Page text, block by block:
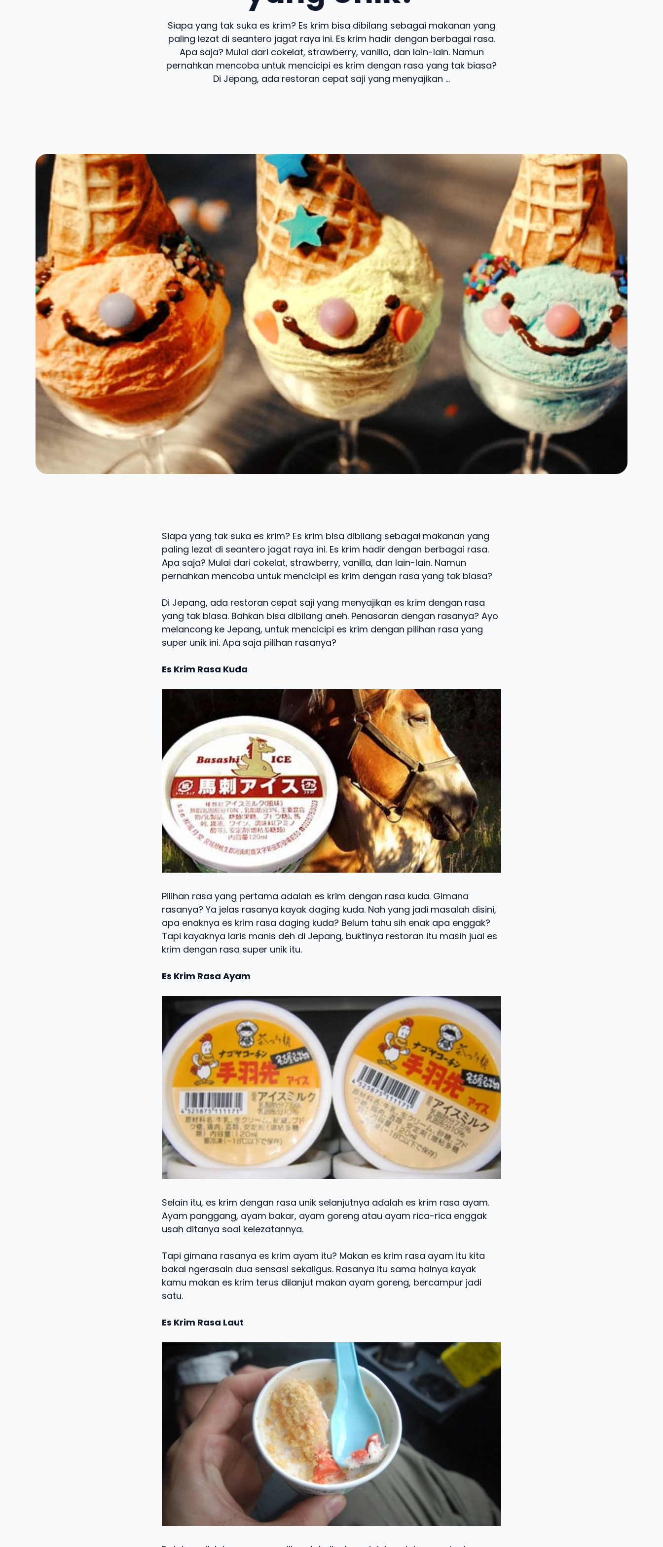
Siapa yang tak suka es krim? Es krim bisa dibilang sebagai makanan yang
paling lezat di seantero jagat raya ini. Es krim hadir dengan berbagai rasa.
Apa saja? Mulai dari cokelat, strawberry, vanilla, dan lain-lain. Namun
pernahkan mencoba untuk mencicipi es krim dengan rasa yang tak biasa?
Di Jepang, ada restoran cepat saji yang menyajikan ...
Siapa yang tak suka es krim? Es krim bisa dibilang sebagai makanan yang
paling lezat di seantero jagat raya ini. Es krim hadir dengan berbagai rasa.
Apa saja? Mulai dari cokelat, strawberry, vanilla, dan lain-lain. Namun
pernahkan mencoba untuk mencicipi es krim dengan rasa yang tak biasa?
Di Jepang, ada restoran cepat saji yang menyajikan es krim dengan rasa
yang tak biasa. Bahkan bisa dibilang aneh. Penasaran dengan rasanya? Ayo
melancong ke Jepang, untuk mencicipi es krim dengan pilihan rasa yang
super unik ini. Apa saja pilihan rasanya?
Es Krim Rasa Kuda
Pilihan rasa yang pertama adalah es krim dengan rasa kuda. Gimana
rasanya? Ya jelas rasanya kayak daging kuda. Nah yang jadi masalah disini,
apa enaknya es krim rasa daging kuda? Belum tahu sih enak apa enggak?
Tapi kayaknya laris manis deh di Jepang, buktinya restoran itu masih jual es
krim dengan rasa super unik itu.
Es Krim Rasa Ayam
Selain itu, es krim dengan rasa unik selanjutnya adalah es krim rasa ayam.
Ayam panggang, ayam bakar, ayam goreng atau ayam rica-rica enggak
usah ditanya soal kelezatannya.
Tapi gimana rasanya es krim ayam itu? Makan es krim rasa ayam itu kita
bakal ngerasain dua sensasi sekaligus. Rasanya itu sama halnya kayak
kamu makan es krim terus dilanjut makan ayam goreng, bercampur jadi
satu.
Es Krim Rasa Laut